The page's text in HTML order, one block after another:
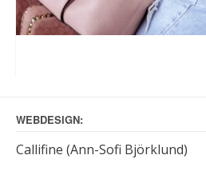
WEBDESIGN:
Callifine (Ann-Sofi Björklund)